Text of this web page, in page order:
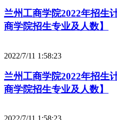
兰州工商学院2022年招生
商学院招生专业及人数】
2022/7/11 1:58:23
兰州工商学院2022年招生
商学院招生专业及人数】